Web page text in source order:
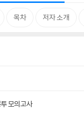
목차 저자 소개
모의고사